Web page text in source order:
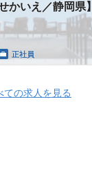
かいえ／静岡県】
正社員
ての求人を見る